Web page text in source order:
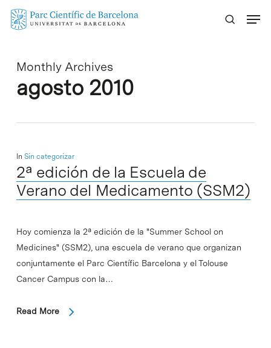
Skip
Monthly Archives
agosto 2010
In Sin categorizar
2ª edición de la Escuela de
Verano del Medicamento (SSM2)
Hoy comienza la 2ª edición de la "Summer School on
Medicines" (SSM2), una escuela de verano que organizan
conjuntamente el Parc Científic Barcelona y el Tolouse
Cancer Campus con la…
Read More